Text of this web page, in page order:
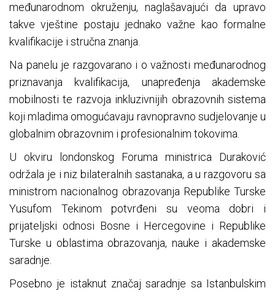
međunarodnom okruženju, naglašavajući da upravo
takve vještine postaju jednako važne kao formalne
kvalifikacije i stručna znanja.
Na panelu je razgovarano i o važnosti međunarodnog
priznavanja kvalifikacija, unapređenja akademske
mobilnosti te razvoja inkluzivnijih obrazovnih sistema
koji mladima omogućavaju ravnopravno sudjelovanje u
globalnim obrazovnim i profesionalnim tokovima.
U okviru londonskog Foruma ministrica Duraković
održala je i niz bilateralnih sastanaka, a u razgovoru sa
ministrom nacionalnog obrazovanja Republike Turske
Yusufom Tekinom potvrđeni su veoma dobri i
prijateljski odnosi Bosne i Hercegovine i Republike
Turske u oblastima obrazovanja, nauke i akademske
saradnje.
Posebno je istaknut značaj saradnje sa Istanbulskim